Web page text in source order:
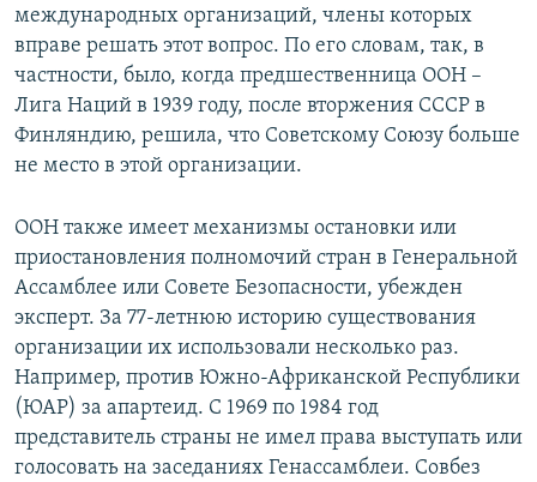
международных организаций, члены которых
вправе решать этот вопрос. По его словам, так, в
частности, было, когда предшественница ООН –
Лига Наций в 1939 году, после вторжения СССР в
Финляндию, решила, что Советскому Союзу больше
не место в этой организации.
ООН также имеет механизмы остановки или
приостановления полномочий стран в Генеральной
Ассамблее или Совете Безопасности, убежден
эксперт. За 77-летнюю историю существования
организации их использовали несколько раз.
Например, против Южно-Африканской Республики
(ЮАР) за апартеид. С 1969 по 1984 год
представитель страны не имел права выступать или
голосовать на заседаниях Генассамблеи. Совбез